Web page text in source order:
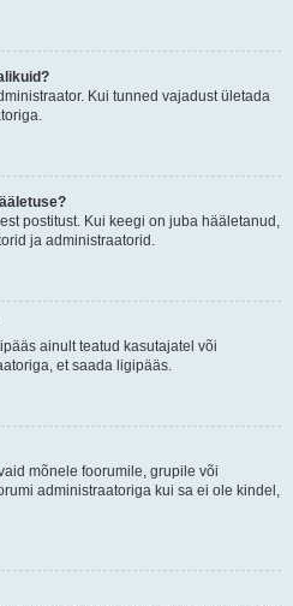
Kui tunned vajadust ületada
postitust. Kui keegi on juba hääletanud,
ja administraatorid.
ainult teatud kasutajatel või
et saada ligipääs.
mõnele foorumile, grupile või
administraatoriga kui sa ei ole kindel,